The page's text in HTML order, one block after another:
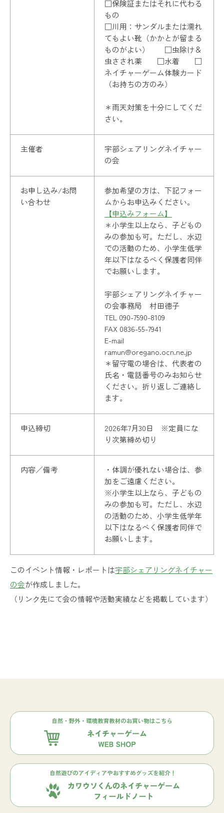
□保険証またはそれに代わる
もの
□川用：サンダルまたは濡れ
てもよい靴（かかとが留まる
ものがよい） □虫除け＆
虫さされ薬 □水着 □
ネイチャーゲーム体験カード
（お持ちの方のみ）
＊雨天対策を十分にしてくだ
さい。
主催者
宇部シェアリングネイチャー
の会
お申し込み/お問
い合わせ
参加希望の方は、下記フォー
ムからお申込みください。
【申込みフォーム】
＊小学生以上なら、子どもの
みの参加も可。ただし、水辺
での活動のため、小学生低学
年以下はなるべく保護者同伴
でお願いします。
宇部シェアリングネイチャー
の会事務局 村田徳子
TEL 090-7590-8109
FAX 0836-55-7941
E-mail
ramun@oregano.ocn.ne.jp
＊留守電の場合は、代表者の
氏名・電話番号のみお知らせ
ください。折り返しご連絡し
ます。
申込締切
2026年7月30日 ※定員にな
り次第締め切り
内容／備考
・体調が優れない場合は、参
加をご遠慮ください。
※小学生以上なら、子どもの
みの参加も可。ただし、水辺
の活動のため、小学生低学年
以下はなるべく保護者同伴で
お願いします。
このイベント情報・レポートは宇部シェアリングネイチャー
の会が作成しました。
（リンク先にて会の情報や活動実績などを掲載しています）